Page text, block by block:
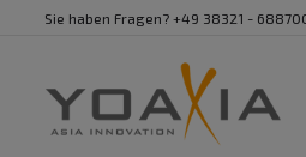
Sie haben Fragen? +49 38321 -